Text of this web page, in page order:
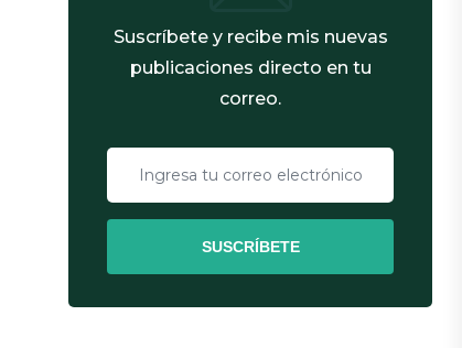
Suscríbete y recibe mis nuevas
publicaciones directo en tu
correo.
SUSCRÍBETE